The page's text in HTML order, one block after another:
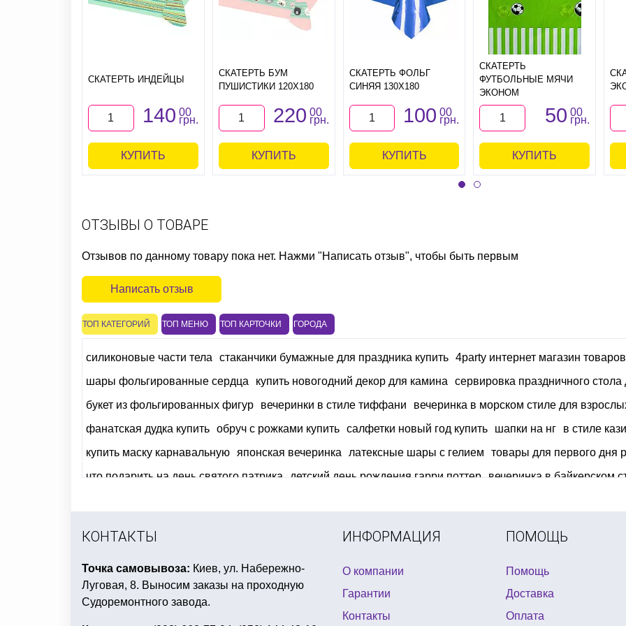
СКАТЕРТЬ ИНДЕЙЦЫ
140 00
грн.
КУПИТЬ
СКАТЕРТЬ БУМ
ПУШИСТИКИ 120Х180
220 00
грн.
КУПИТЬ
СКАТЕРТЬ ФОЛЬГ
СИНЯЯ 130Х180
100 00
грн.
КУПИТЬ
СКАТЕРТЬ
ФУТБОЛЬНЫЕ МЯЧИ
ЭКОНОМ
50 00
грн.
КУПИТЬ
ОТЗЫВЫ О ТОВАРЕ
Отзывов по данному товару пока нет. Нажми "Написать отзыв", чтобы быть первым
Написать отзыв
ТОП КАТЕГОРИЙ ТОП МЕНЮ ТОП КАРТОЧКИ ГОРОДА
силиконовые части тела стаканчики бумажные для праздника купить 4party интернет магазин
шары фольгированные сердца
купить новогодний декор для камина сервировка праздничного стола
букет из фольгированных фигур
вечеринки в стиле тиффани вечеринка в морском стиле для
фанатская дудка купить обруч с рожками купить салфетки новый год купить шапки на нг в стиле
купить маску карнавальную
японская вечеринка латексные шары с гелием товары для первого дня
что подарить на день святого патрика детский день рождения гарри поттер вечеринка в байкерском
КОНТАКТЫ
Точка самовывоза: Киев, ул. Набережно-
Луговая, 8. Выносим заказы на проходную
Судоремонтного завода.
ИНФОРМАЦИЯ
О компании
Гарантии
Контакты
ПОМОЩЬ
Помощь
Доставка
Оплата